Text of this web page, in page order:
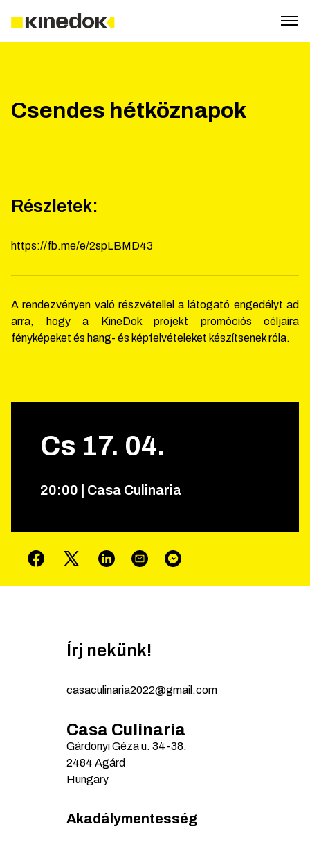
Csendes hétköznapok
Részletek:
https://fb.me/e/2spLBMD43
A rendezvényen való részvétellel a látogató engedélyt ad
arra, hogy a KineDok projekt promóciós céljaira
fényképeket és hang- és képfelvételeket készítsenek róla.
Cs 17. 04.
20:00 Casa Culinaria
Írj nekünk!
casaculinaria2022@gmail.com
Casa Culinaria
Gárdonyi Géza u. 34-38.
2484 Agárd
Hungary
Akadálymentesség